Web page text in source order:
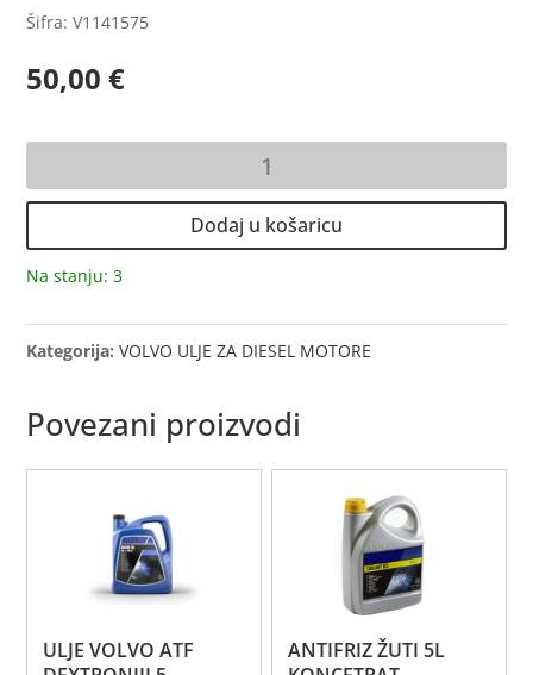
Šifra: V1141575
50,00€
SIVA
Dodaj u košaricu
Na stanju: 3
Kategorija:VOLVO ULJE ZA DIESEL MOTORE
Povezani proizvodi
ULJE VOLVO ATF
ANTIFRIZ ŽUTI 5L